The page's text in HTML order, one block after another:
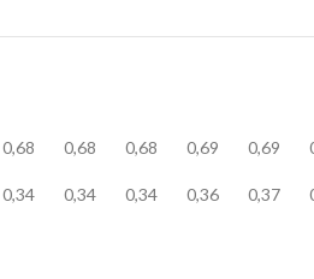
0,68
0,34
0,68
0,34
0,68
0,34
0,69
0,36
0,69
0,37